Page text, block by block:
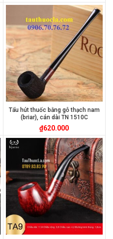
Tẩu hút thuốc bằng gỗ thạch nam
(briar), cán dài TN 1510C
₫620.000